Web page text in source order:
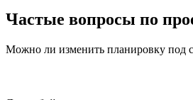
Частые вопросы по
Можно ли изменить планировку под